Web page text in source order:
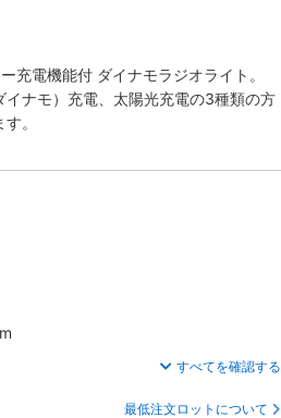
充電機能付 ダイナモラジオライト。
イナモ）充電、太陽光充電の3種類の方
。
すべてを確認する
最低注文ロットについて